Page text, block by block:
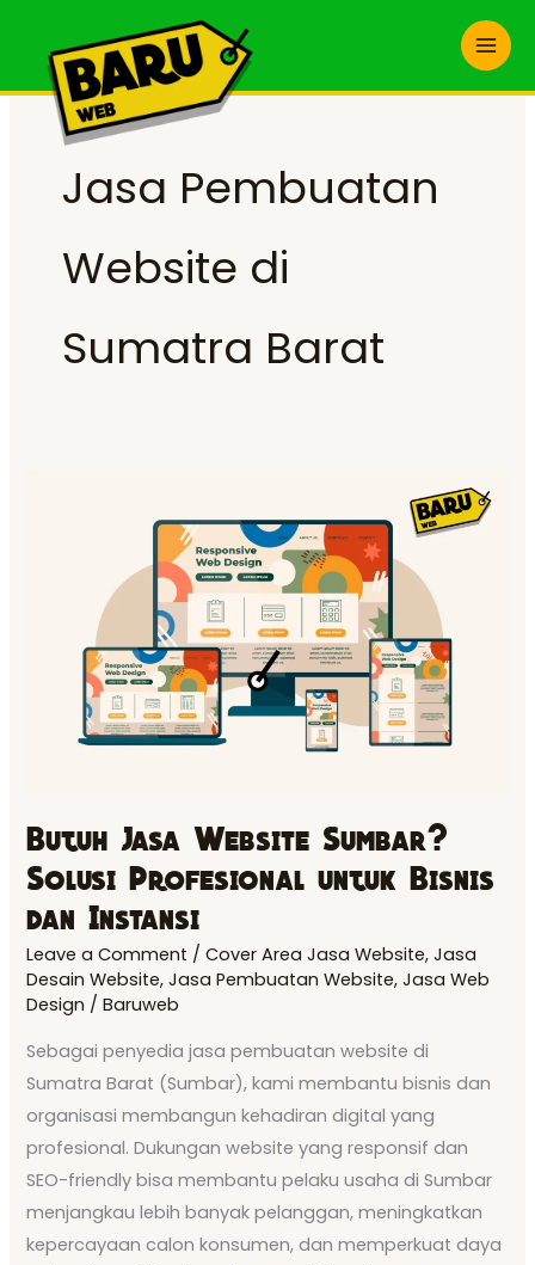
content
Jasa Pembuatan
Website di
Sumatra Barat
Butuh Jasa Website Sumbar?
Solusi Profesional untuk Bisnis
dan Instansi
Leave a Comment /Cover Area Jasa Website,Jasa
Desain Website,Jasa Pembuatan Website,Jasa Web
Design /Baruweb
Sebagai penyedia jasa pembuatan website di
Sumatra Barat (Sumbar), kami membantu bisnis dan
organisasi membangun kehadiran digital yang
profesional. Dukungan website yang responsif dan
SEO-friendly bisa membantu pelaku usaha di Sumbar
menjangkau lebih banyak pelanggan, meningkatkan
kepercayaan calon konsumen, dan memperkuat daya
Profesional